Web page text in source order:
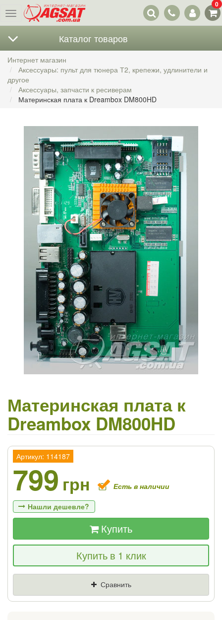
Меню
Наши
контакты
0
Каталог товаров
Интернет магазин
Аксессуары: пульт для тюнера Т2, крепежи, удлинители и
другое
Аксессуары, запчасти к ресиверам
Материнская плата к Dreambox DM800HD
Материнская плата к
Dreambox DM800HD
Артикул: 114187
799 грн Есть в наличии
Нашли дешевле?
Если Вы найдете товар дешевле - мы
снизим цену и подарим % от разницы
Купить
Купить в 1 клик
Сравнить